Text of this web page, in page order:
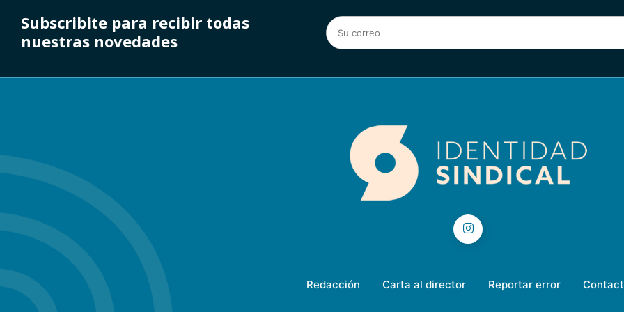
Subscribite para recibir todas
nuestras novedades
Redacción Carta al director Reportar error